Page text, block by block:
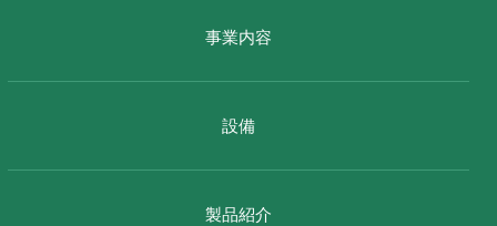
事業内容
設備
製品紹介